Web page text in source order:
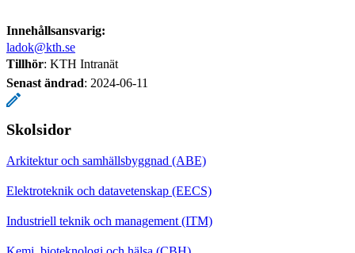
Innehållsansvarig:
ladok@kth.se
Tillhör: KTH Intranät
Senast ändrad: 2024-06-11
Skolsidor
Arkitektur och samhällsbyggnad (ABE)
Elektroteknik och datavetenskap (EECS)
Industriell teknik och management (ITM)